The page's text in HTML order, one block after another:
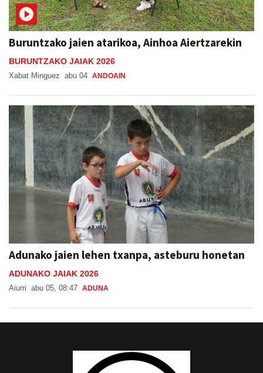
Buruntzako jaien atarikoa, Ainhoa Aiertzarekin
BURUNTZAKO JAIAK 2026
Xabat Minguez abu 04 ANDOAIN
Adunako jaien lehen txanpa, asteburu honetan
ADUNAKO JAIAK 2026
Aiurri abu 05, 08:47 ADUNA